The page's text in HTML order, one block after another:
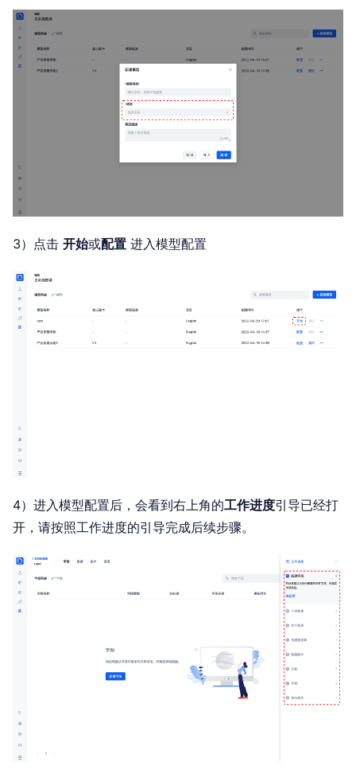
3）点击 开始或配置 进入模型配置
4）进入模型配置后，会看到右上角的工作进度引导已经打
开，请按照工作进度的引导完成后续步骤。